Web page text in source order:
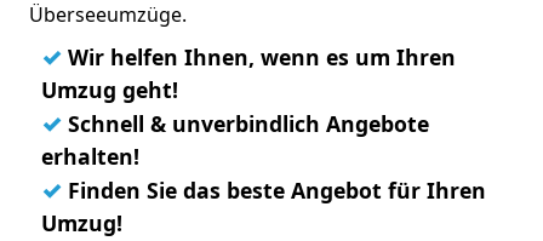
Überseeumzüge.
✓ Wir helfen Ihnen, wenn es um Ihren
Umzug geht!
✓ Schnell & unverbindlich Angebote
erhalten!
✓ Finden Sie das beste Angebot für Ihren
Umzug!